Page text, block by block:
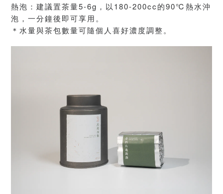
熱泡：建議置茶量5-6g，以180-200cc的90℃熱水沖
泡，一分鐘後即可享用。
＊水量與茶包數量可隨個人喜好濃度調整。